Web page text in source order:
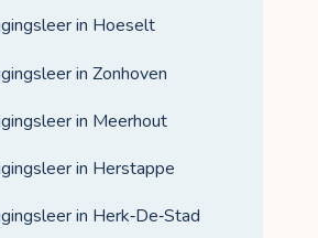
in Hoeselt
in Zonhoven
in Meerhout
in Herstappe
in Herk‑De‑Stad